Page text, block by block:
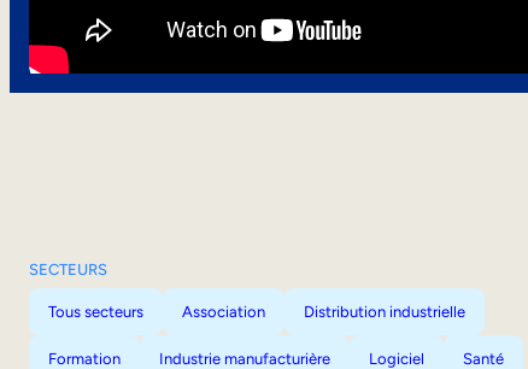
SECTEURS
Tous secteurs Association Distribution industrielle
Formation Industrie manufacturière Logiciel Santé